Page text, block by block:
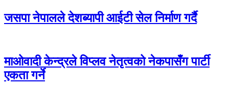
जसपा नेपालले देशब्यापी आईटी सेल निर्माण गर्दै
माओवादी केन्द्रले विप्लव नेतृत्वको नेकपासँग पार्टी
एकता गर्ने